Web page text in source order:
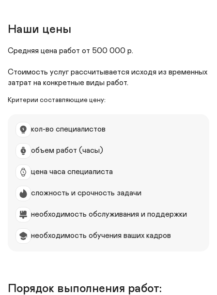
Наши цены
Средняя цена работ от 500 000 р.
Стоимость услуг рассчитывается исходя из временных
Критерии составляющие цену:
кол-во специалистов
объем работ (часы)
цена часа специалиста
сложность и срочность задачи
необходимость обслуживания и поддержки
необходимость обучения ваших кадров
Порядок выполнения работ: